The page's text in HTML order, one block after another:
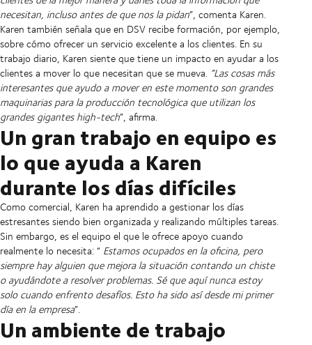
necesitan, incluso antes de que nos la pidan”, comenta Karen.
Karen también señala que en DSV recibe formación, por ejemplo,
sobre cómo ofrecer un servicio excelente a los clientes. En su
trabajo diario, Karen siente que tiene un impacto en ayudar a los
clientes a mover lo que necesitan que se mueva. “Las cosas más
interesantes que ayudo a mover en este momento son grandes
maquinarias para la producción tecnológica que utilizan los
grandes gigantes high-tech”, afirma.
Un gran trabajo en equipo es
lo que ayuda a Karen
durante los días difíciles
Como comercial, Karen ha aprendido a gestionar los días
estresantes siendo bien organizada y realizando múltiples tareas.
Sin embargo, es el equipo el que le ofrece apoyo cuando
realmente lo necesita: “ Estamos ocupados en la oficina, pero
siempre hay alguien que mejora la situación contando un chiste
o ayudándote a resolver problemas. Sé que aquí nunca estoy
solo cuando enfrento desafíos. Esto ha sido así desde mi primer
día en la empresa”.
Un ambiente de trabajo